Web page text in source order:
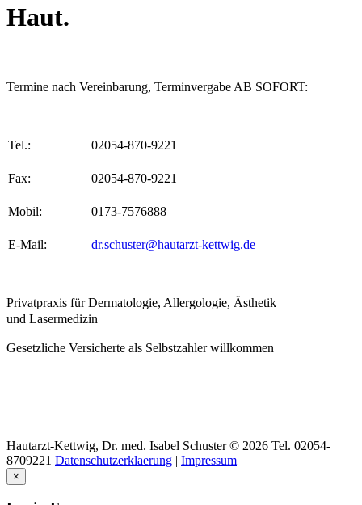
Haut.
Termine nach Vereinbarung, Terminvergabe AB SOFORT:
Tel.: 02054-870-9221
Fax: 02054-870-9221
Mobil: 0173-7576888
E-Mail: dr.schuster@hautarzt-kettwig.de
Privatpraxis für Dermatologie, Allergologie, Ästhetik
und Lasermedizin
Gesetzliche Versicherte als Selbstzahler willkommen
Hautarzt-Kettwig, Dr. med. Isabel Schuster © 2026 Tel. 02054-
8709221 Datenschutzerklaerung | Impressum
×